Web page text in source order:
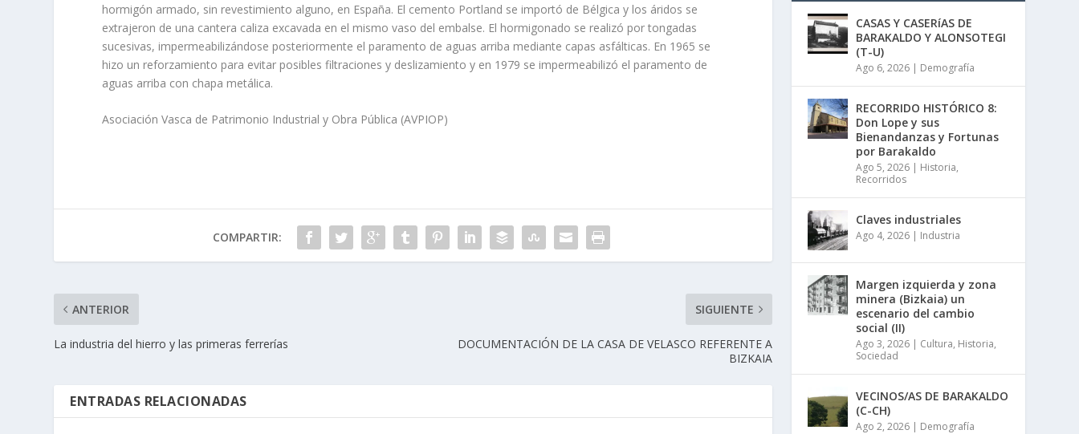
hormigón armado, sin revestimiento alguno, en España. El cemento Portland se importó de Bélgica y los áridos se
extrajeron de una cantera caliza excavada en el mismo vaso del embalse. El hormigonado se realizó por tongadas
sucesivas, impermeabilizándose posteriormente el paramento de aguas arriba mediante capas asfálticas. En 1965 se
hizo un reforzamiento para evitar posibles filtraciones y deslizamiento y en 1979 se impermeabilizó el paramento de
aguas arriba con chapa metálica.
Asociación Vasca de Patrimonio Industrial y Obra Pública (AVPIOP)
COMPARTIR:
ANTERIOR
La industria del hierro y las primeras ferrerí­as
SIGUIENTE
DOCUMENTACIÓN DE LA CASA DE VELASCO REFERENTE A
BIZKAIA
ENTRADAS RELACIONADAS
CASAS Y CASERíAS DE
BARAKALDO Y ALONSOTEGI
(T-U)
Ago 6, 2026 | Demografía
RECORRIDO HISTÓRICO 8:
Don Lope y sus
Bienandanzas y Fortunas
por Barakaldo
Ago 5, 2026 | Historia,
Recorridos
Claves industriales
Ago 4, 2026 | Industria
Margen izquierda y zona
minera (Bizkaia) un
escenario del cambio
social (II)
Ago 3, 2026 | Cultura, Historia,
Sociedad
VECINOS/AS DE BARAKALDO
(C-CH)
Ago 2, 2026 | Demografía